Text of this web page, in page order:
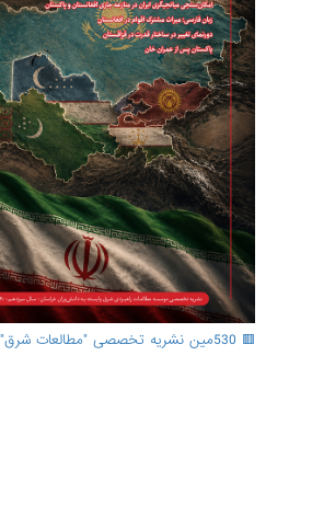
🟥 530مین نشریه تخصصی "مطالعات شرق" منتشر شد.